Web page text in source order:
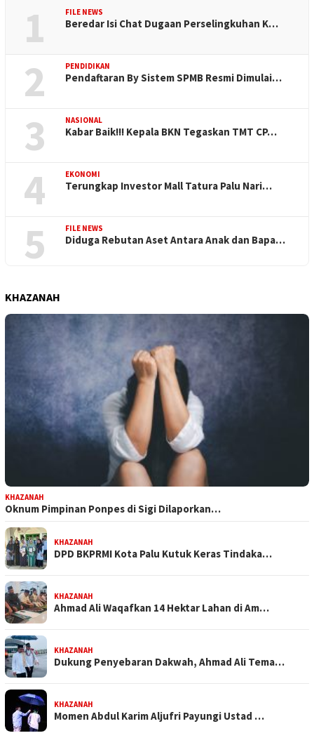
1 FILE NEWS
Beredar Isi Chat Dugaan Perselingkuhan K…
2 PENDIDIKAN
Pendaftaran By Sistem SPMB Resmi Dimulai…
3 NASIONAL
Kabar Baik!!! Kepala BKN Tegaskan TMT CP…
4 EKONOMI
Terungkap Investor Mall Tatura Palu Nari…
5 FILE NEWS
Diduga Rebutan Aset Antara Anak dan Bapa…
KHAZANAH
KHAZANAH
Oknum Pimpinan Ponpes di Sigi Dilaporkan…
KHAZANAH
DPD BKPRMI Kota Palu Kutuk Keras Tindaka…
KHAZANAH
Ahmad Ali Waqafkan 14 Hektar Lahan di Am…
KHAZANAH
Dukung Penyebaran Dakwah, Ahmad Ali Tema…
KHAZANAH
Momen Abdul Karim Aljufri Payungi Ustad …